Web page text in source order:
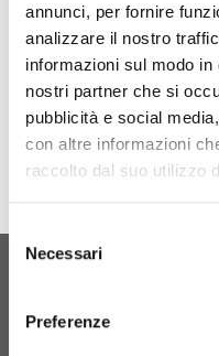
annunci, per fornire
analizzare il nostro
informazioni sul modo
nostri partner che si
pubblicità e social
con altre informazioni
raccolto dal suo utilizzo
Selezione
delNecessari
Preferenze
Site de l'événement